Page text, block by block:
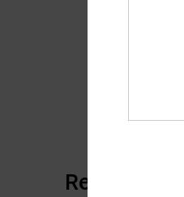
Recensioni